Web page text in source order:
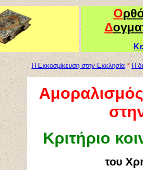
Ο
Δ
Η Εκκοσμίκευση στην Εκκλησία * Η
Κριτήριο
του